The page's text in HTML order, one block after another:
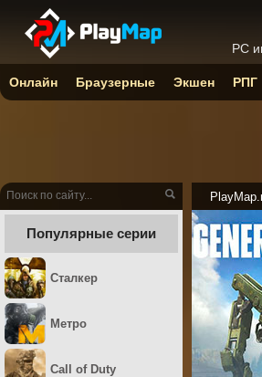
Популярные серии
Сталкер
Метро
Call of Duty
PC
Онлайн Браузерные Экшен РПГ